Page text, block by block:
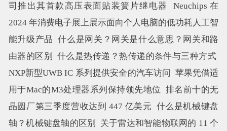
司推出其首款高压表面贴装簧片继电器
Neuchips 在
2024 年消费电子展上展示面向个人电脑的低功耗人工智
能升级产品 什么是网关？网关是什么意思？网关和路
由器的区别
什么是热传递？热传递的条件与三种方式
NXP新型UWB IC 系列提供安全的汽车访问 苹果凭借适
用于Mac的M3处理器系列保持领先地位 排名前十的无
晶圆厂第三季度营收达到 447 亿美元 什么是机械键盘
轴？机械键盘轴的区别
关于雷达和智能物联网的 11 个